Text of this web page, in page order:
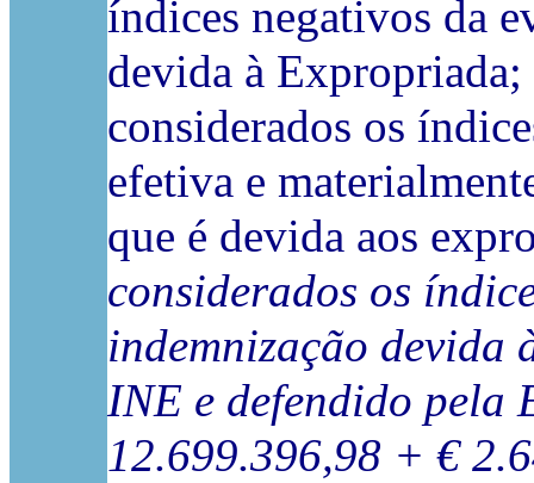
índices negativos da
devida à
considerados os
efetiva e
que é devida aos
considerados os
indemnização devida
INE e defendido pela
12.699.396,98 + €